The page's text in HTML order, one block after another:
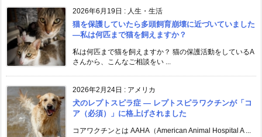
2026年6月19日 : 人生・生活
猫を保護していたら多頭飼育崩壊に近づいていました
―私は何匹まで猫を飼えますか？
私は何匹まで猫を飼えますか？ 猫の保護活動をしているA
さんから、こんなご相談をい ...
2026年2月24日 : アメリカ
犬のレプトスピラ症 ― レプトスピラワクチンが「コ
ア（必須）」に格上げされました
コアワクチンとは AAHA（American Animal Hospital A ...